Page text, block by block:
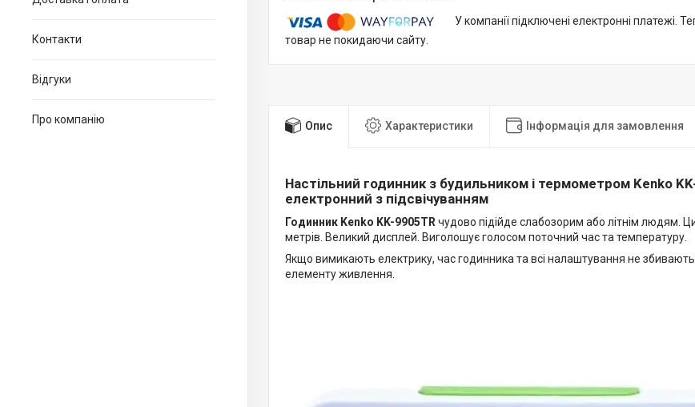
Контакти
Відгуки
Про компанію
У компанії підключені електронні платежі.
товар не покидаючи сайту.
Опис Характеристики Інформація для замовлення
Настільний годинник з будильником і термометром Kenko
електронний з підсвічуванням
Годинник Kenko KK-9905TRчудово підійде слабозорим або літнім людям.
метрів. Великий дисплей. Виголошує голосом поточний час та температуру.
Якщо вимикають електрику, час годинника та всі налаштування не
елементу живлення.